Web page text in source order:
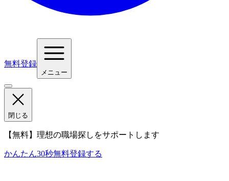
無料登録
メニュー
閉じる
【無料】理想の職場探しをサポートします
かんたん30秒無料登録する